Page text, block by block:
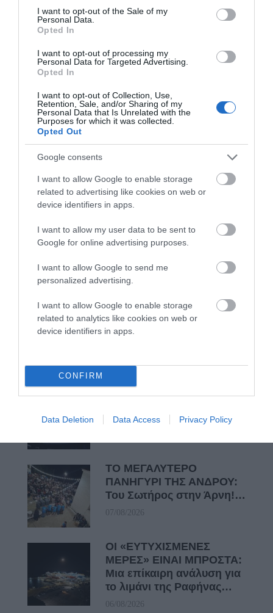
consent section.
I want to opt-out of the Sale of my
Personal Data.
Opted In
I want to opt-out of processing my
Personal Data for Targeted Advertising.
Opted In
I want to opt-out of Collection, Use,
Retention, Sale, and/or Sharing of my
Personal Data that Is Unrelated with the
Purposes for which it was collected.
Opted Out
Google consents
I want to allow Google to enable storage
related to advertising like cookies on web or
device identifiers in apps.
I want to allow my user data to be sent to
Google for online advertising purposes.
I want to allow Google to send me
personalized advertising.
I want to allow Google to enable storage
related to analytics like cookies on web or
device identifiers in apps.
CONFIRM
Data Deletion Data Access Privacy Policy
Προτεινόμενα άρθρα
ΦΕΣΤΙΒΑΛ ΑΝΔΡΟΥ: Ένα βαθυστόχαστο έργο του
Μπέκετ
ευκαιρίες για να φανεί.
ΡΑΦΗΝΑ – ΘΕΟΥΤΑ σημειώσατε…
ΣΥΓΚΛΟΝΙΣΤΙΚΟΣ ΑΠΟΧΑΙΡΕΤΙΣΜΟΣ ΣΤΗ
ΡΑΦΗΝΑ ΣΤΟ «ΤΕΛΕΥΤΑΙΟ ΜΠΑΡΚΟ» ΤΟΥ
Απαράδεκτη εμπειρία στη Ραφήνα. Φωτογραφίες από την
Πρόσφατα Άρθρα
ΦΕΣΤΙΒΑΛ ΑΝΔΡΟΥ: Ένα
Μπέκετ
ΤΟ ΜΕΓΑΛΥΤΕΡΟ
ΠΑΝΗΓΥΡΙ ΤΗΣ ΑΝΔΡΟΥ:
Του Σωτήρος στην Άρνη!…
07/08/2026
ΟΙ «ΕΥΤΥΧΙΣΜΕΝΕΣ
ΜΕΡΕΣ» ΕΙΝΑΙ ΜΠΡΟΣΤΑ:
Μια επίκαιρη ανάλυση για
το λιμάνι της Ραφήνας…
06/08/2026